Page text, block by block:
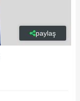
paylaş